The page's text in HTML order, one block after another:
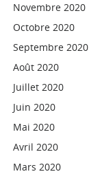
Novembre 2020
Octobre 2020
Septembre 2020
Août 2020
Juillet 2020
Juin 2020
Mai 2020
Avril 2020
Mars 2020